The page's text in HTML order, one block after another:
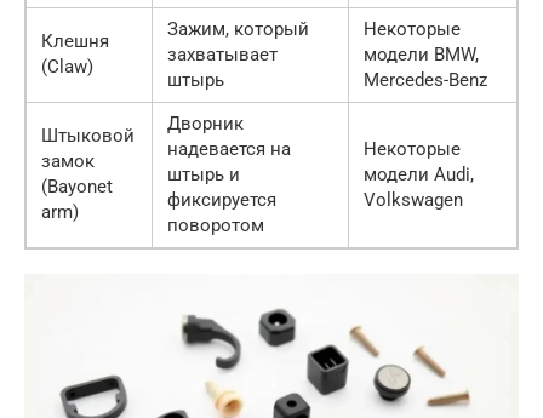
Клешня
(Claw)
Зажим, который
захватывает
штырь
Некоторые
модели BMW,
Mercedes-Benz
Штыковой
замок
(Bayonet
arm)
Дворник
надевается на
штырь и
фиксируется
поворотом
Некоторые
модели Audi,
Volkswagen